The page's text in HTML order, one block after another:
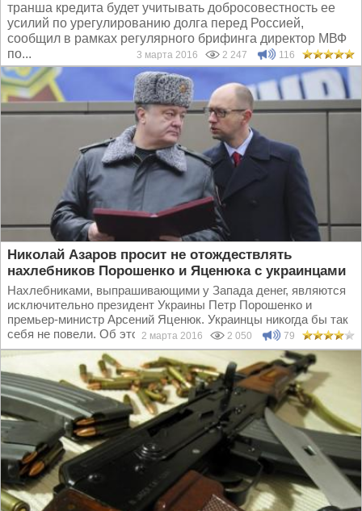
транша кредита будет учитывать добросовестность ее
усилий по урегулированию долга перед Россией,
сообщил в рамках регулярного брифинга директор МВФ
по...
3 марта 2016 2 247 116
Николай Азаров просит не отождествлять
нахлебников Порошенко и Яценюка с украинцами
Нахлебниками, выпрашивающими у Запада денег, являются
исключительно президент Украины Петр Порошенко и
премьер-министр Арсений Яценюк. Украинцы никогда бы так
себя не повели. Об этом заявил бывший...
2 марта 2016 2 050 79